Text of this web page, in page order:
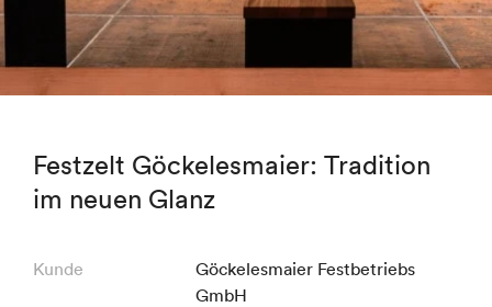
Festzelt Göckelesmaier: Tradition
im neuen Glanz
Kunde
Göckelesmaier Festbetriebs
GmbH